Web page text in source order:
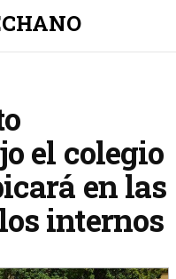
el colegio
en las
internos